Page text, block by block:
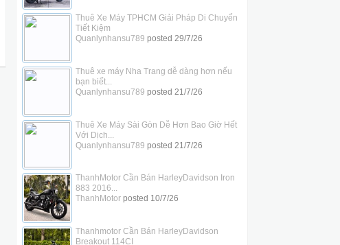
Thuê Xe Máy TPHCM Giải Pháp Di Chuyển
Tiết Kiệm
Quanlynhansu789 posted 29/7/26
Thuê xe máy Nha Trang dễ dàng hơn nếu
bạn biết...
Quanlynhansu789 posted 21/7/26
Thuê Xe Máy Sài Gòn Dễ Hơn Bao Giờ Hết
Với Dịch...
Quanlynhansu789 posted 21/7/26
ThanhMotor Cần Bán HarleyDavidson Iron
883 2016...
ThanhMotorposted 10/7/26
Thanhmotor Cần Bán HarleyDavidson
Breakout 114CI